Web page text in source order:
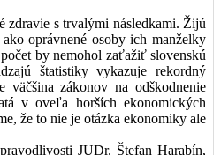
zdravie s trvalými následkami. Žijú
oprávnené osoby ich manželky
by nemohol zaťažiť slovenskú
štatistiky vykazuje rekordný
väčšina zákonov na odškodnenie
v oveľa horších ekonomických
že to nie je otázka ekonomiky ale
JUDr. Štefan Harabín,